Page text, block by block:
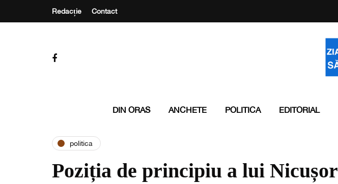
Redacție Contact
DIN ORAS ANCHETE POLITICA EDITORIAL
politica
Poziția de principiu a lui Nicușor